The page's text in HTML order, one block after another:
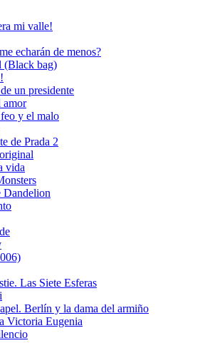
mi valle!
echarán de menos?
(Black bag)
un presidente
amor
y el malo
de Prada 2
vida
Dandelion
Las Siete Esferas
Berlín y la dama del armiño
Victoria Eugenia